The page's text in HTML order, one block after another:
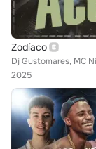
Zodíaco
2025